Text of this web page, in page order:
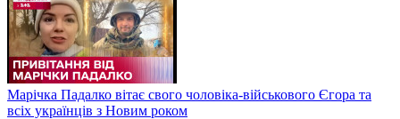
Марічка Падалко вітає свого чоловіка-військового Єгора та
всіх українців з Новим роком